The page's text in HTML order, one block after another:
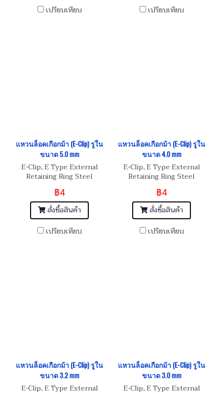
เปรียบเทียบ เปรียบเทียบ
แหวนล็อคเกือกม้า (E-Clip) รูใน
ขนาด 5.0 mm
E-Clip, E Type External
Retaining Ring Steel
฿4
สั่งซื้อสินค้า
เปรียบเทียบ
แหวนล็อคเกือกม้า (E-Clip) รูใน
ขนาด 4.0 mm
E-Clip, E Type External
Retaining Ring Steel
฿4
สั่งซื้อสินค้า
เปรียบเทียบ
แหวนล็อคเกือกม้า (E-Clip) รูใน
ขนาด 3.2 mm
E-Clip, E Type External
แหวนล็อคเกือกม้า (E-Clip) รูใน
ขนาด 3.0 mm
E-Clip, E Type External